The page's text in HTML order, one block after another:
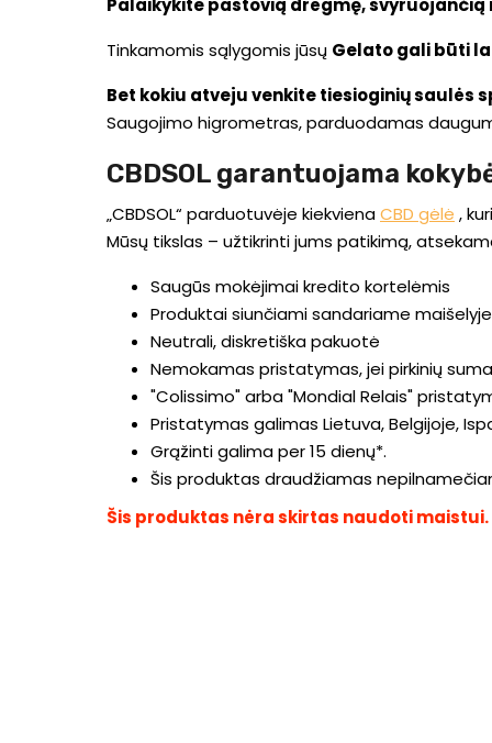
Palaikykite pastovią drėgmę, svyruojančią
Tinkamomis sąlygomis jūsų Gelato gali būti
Bet kokiu atveju venkite tiesioginių saulės
Saugojimo higrometras, parduodamas
CBDSOL garantuojama
„CBDSOL“ parduotuvėje kiekvienaCBD gėlė ,
Mūsų tikslas – užtikrinti jums patikimą,
Saugūs mokėjimai kredito kortelėmis
Produktai siunčiami sandariame maišelyje
Neutrali, diskretiška pakuotė
Nemokamas pristatymas, jei pirkinių
"Colissimo" arba "Mondial Relais"
Pristatymas galimas Lietuva, Belgijoje,
Grąžinti galima per 15 dienų*.
Šis produktas draudžiamas
Šis produktas nėra skirtas naudoti maistui.